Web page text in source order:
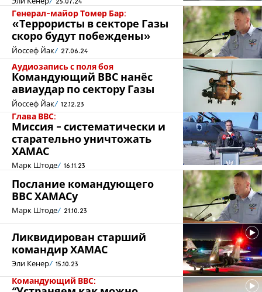
Генерал-майор Томер Бар:
«Террористы в секторе Газы
скоро будут побеждены»
Йоссеф Йак 27.06.24
Аудиозапись с поля боя
Командующий ВВС нанёс
авиаудар по сектору Газы
Йоссеф Йак 12.12.23
Глава ВВС:
Миссия - систематически и
старательно уничтожать
ХАМАС
Марк Штоде 16.11.23
Послание командующего
ВВС ХАМАСу
Марк Штоде 21.10.23
Ликвидирован старший
командир ХАМАС
Эли Кенер 15.10.23
Командующий ВВС: